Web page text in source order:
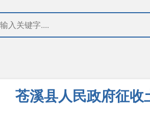
苍溪县人民政府征收